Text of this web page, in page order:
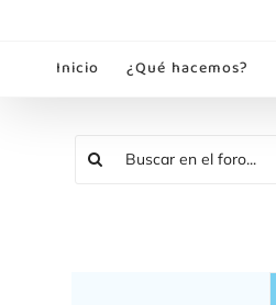
contenidoInicio ¿Qué hacemos?